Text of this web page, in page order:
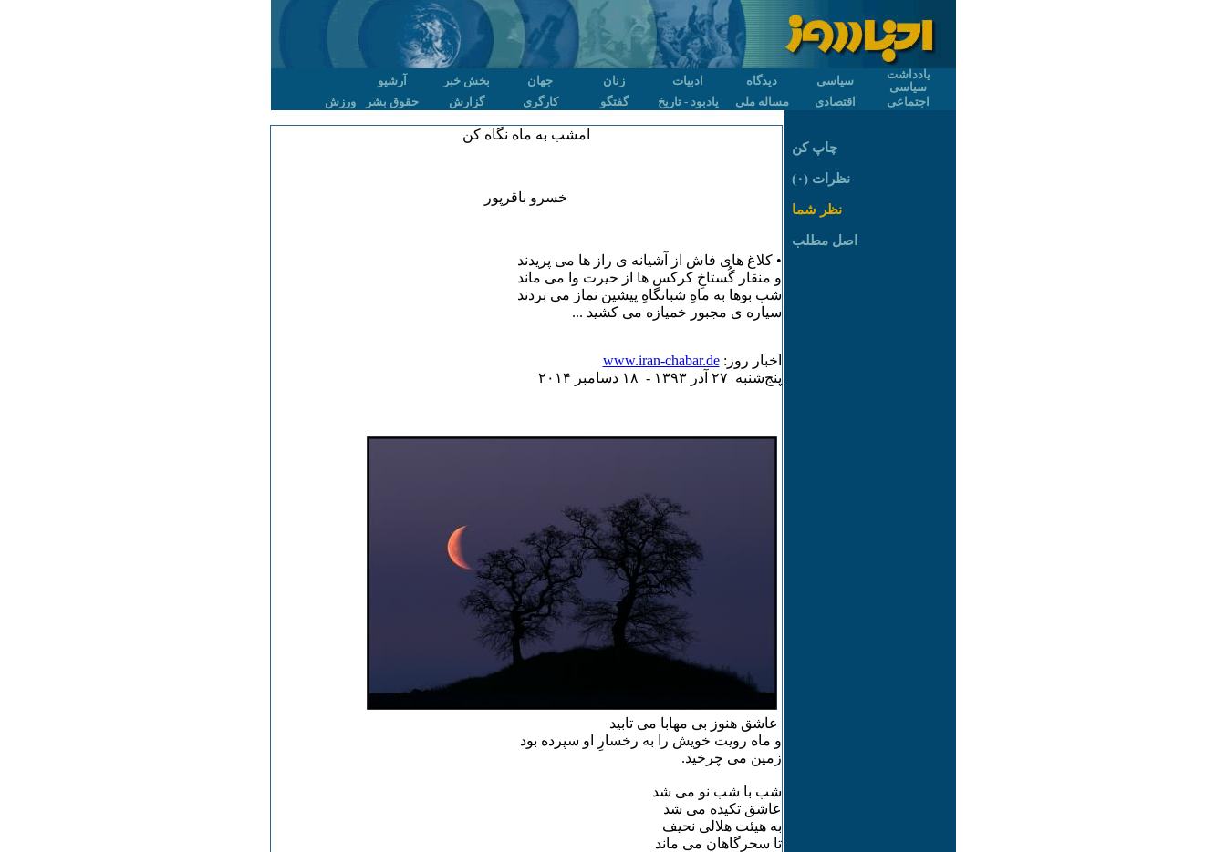
یادداشت
سیاسی
سیاسی دیدگاه ادبیات زنان جهان بخش خبر
آرشیو
اجتماعی
اقتصادی مساله ملی یادبود - تاریخ گفتگو کارگری گزارش حقوق بشر ورزش
امشب به ماه نگاه کن
خسرو باقرپور
• کلاغ های فاش از آشیانه ی راز ها می پریدند
و منقار گُستاخِ کرکس ها از حیرت وا می ماند
شب بوها به ماهِ شبانگاهِ پیشین نماز می بردند
سیاره ی مجبور خمیازه می کشید ...
اخبار روز:www.iran-chabar.de
پنج‌شنبه ۲۷ آذر ۱٣۹٣ - ۱٨ دسامبر ۲۰۱۴
عاشق هنوز بی مهابا می تابید
و ماه رویت خویش را به رخسارِ او سپرده بود
زمین می چرخید.
شب با شب نو می شد
عاشق تکیده می شد
به هیئت هلالی نحیف
تا سحرگاهان می ماند
چاپ کن
نظرات (۰)
نظر شما
اصل مطلب